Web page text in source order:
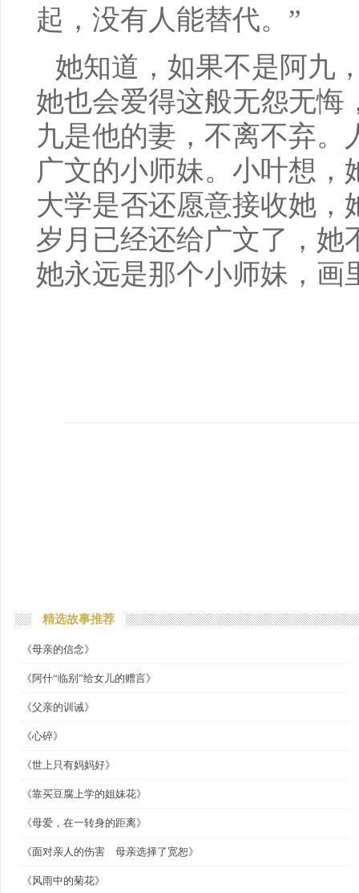
起，没有人能替代。”
她知道，如果不是阿九
她也会爱得这般无怨无悔
九是他的妻，不离不弃。
广文的小师妹。小叶想，
大学是否还愿意接收她，
岁月已经还给广文了，她
她永远是那个小师妹，画
精选故事推荐
《母亲的信念》
《阿什“临别”给女儿的赠言》
《父亲的训诫》
《心碎》
《世上只有妈妈好》
《靠买豆腐上学的姐妹花》
《母爱，在一转身的距离》
《面对亲人的伤害 母亲选择了宽恕》
《风雨中的菊花》